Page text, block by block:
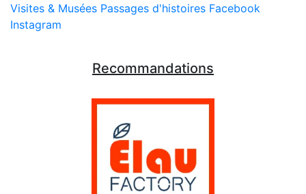
Visites & Musées Passages d'histoires Facebook
Instagram
Recommandations